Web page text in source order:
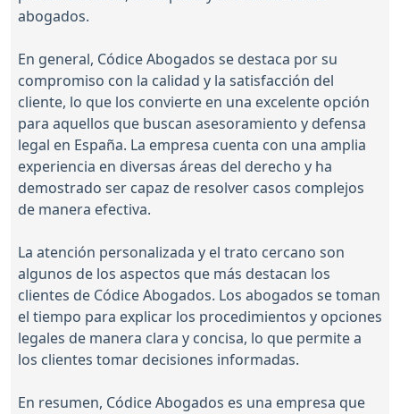
abogados.
En general, Códice Abogados se destaca por su
compromiso con la calidad y la satisfacción del
cliente, lo que los convierte en una excelente opción
para aquellos que buscan asesoramiento y defensa
legal en España. La empresa cuenta con una amplia
experiencia en diversas áreas del derecho y ha
demostrado ser capaz de resolver casos complejos
de manera efectiva.
La atención personalizada y el trato cercano son
algunos de los aspectos que más destacan los
clientes de Códice Abogados. Los abogados se toman
el tiempo para explicar los procedimientos y opciones
legales de manera clara y concisa, lo que permite a
los clientes tomar decisiones informadas.
En resumen, Códice Abogados es una empresa que